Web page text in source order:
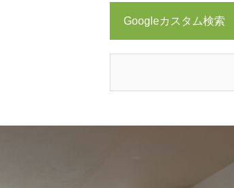
Googleカスタム検索